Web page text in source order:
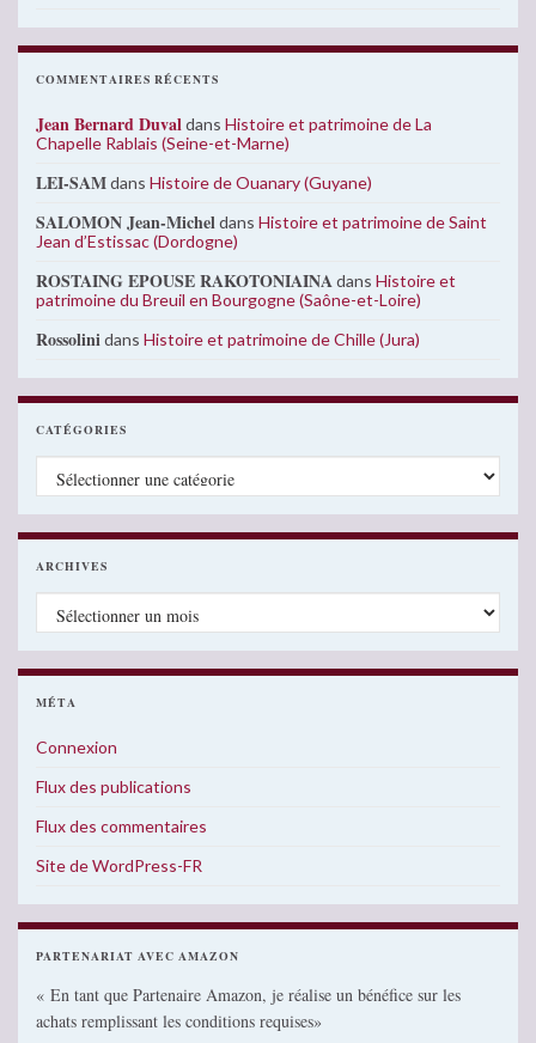
COMMENTAIRES RÉCENTS
Jean Bernard Duvaldans Histoire et patrimoine de La
Chapelle Rablais (Seine-et-Marne)
LEI-SAMdans Histoire de Ouanary (Guyane)
SALOMON Jean-Micheldans Histoire et patrimoine de Saint
Jean d’Estissac (Dordogne)
ROSTAING EPOUSE RAKOTONIAINAdans Histoire et
patrimoine du Breuil en Bourgogne (Saône-et-Loire)
Rossolinidans Histoire et patrimoine de Chille (Jura)
CATÉGORIES
Catégories
ARCHIVES
Archives
MÉTA
Connexion
Flux des publications
Flux des commentaires
Site de WordPress-FR
PARTENARIAT AVEC AMAZON
« En tant que Partenaire Amazon, je réalise un bénéfice sur les
achats remplissant les conditions requises»